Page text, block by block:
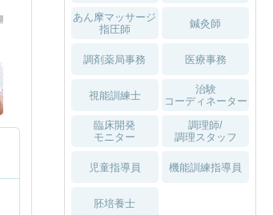
あん摩マッサージ
指圧師
鍼灸師
調剤薬局事務 医療事務
視能訓練士
治験
コーディネーター
臨床開発
モニター
調理師/
調理スタッフ
児童指導員 機能訓練指導員
胚培養士